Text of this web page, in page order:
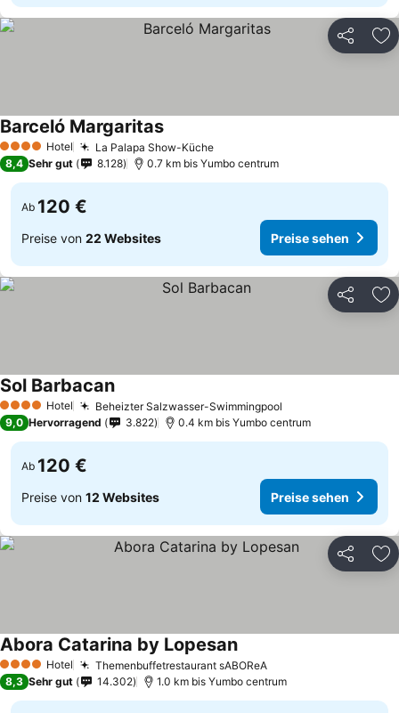
Teilen
4 Sterne Hotel La Palapa Show-KüchePreise sehen
Barceló MargaritasPreise sehen
8,4 Sehr gut 8.128 0.7 km bis Yumbo centrum
Ab 120 €
Preise von 22 Websites Preise sehen
Teilen
4 Sterne Hotel Beheizter Salzwasser-Swimmingpool
Sol BarbacanPreise sehen
9,0 Hervorragend 3.822 0.4 km bis Yumbo centrum
Ab 120 €
Preise von 12 Websites Preise sehen
Teilen
4 Sterne Hotel Themenbuffetrestaurant sABOReAPreise sehen
Abora Catarina by LopesanPreise sehen
8,3 Sehr gut 14.302 1.0 km bis Yumbo centrum